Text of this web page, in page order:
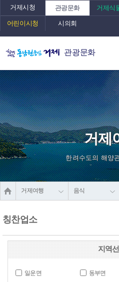
거제시청 관광문화 거제식
어린이시청 시의회
관광문화
거제
한려수도의 해양
거제여행 음식
칭찬업소
지역
일운면 동부면